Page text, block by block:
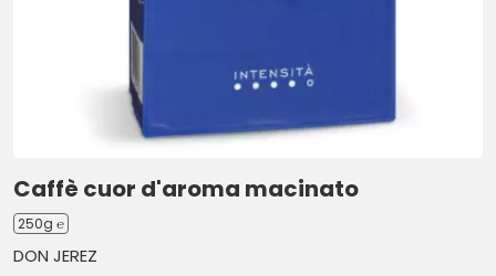
Caffè cuor d'aroma macinato
250g ℮
DON JEREZ